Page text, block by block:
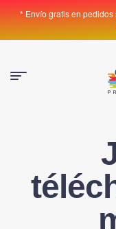
* Envío gratis en